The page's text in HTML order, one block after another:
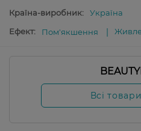
Країна-виробник:
Україна
Ефект:
Пом'якшення
Всі